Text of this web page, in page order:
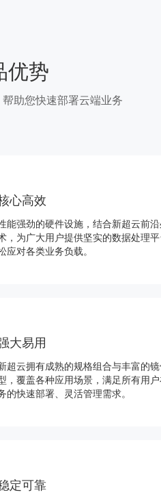
优势
助您快速部署云端业务
心高效
能强劲的硬件设施，结合新超云前
，为广大用户提供坚实的数据处理
应对各类业务负载。
大易用
超云拥有成熟的规格组合与丰富的
，覆盖各种应用场景，满足所有用
的快速部署、灵活管理需求。
定可靠